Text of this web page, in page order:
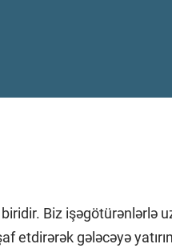
Biz işəgötürənlərlə
gələcəyə